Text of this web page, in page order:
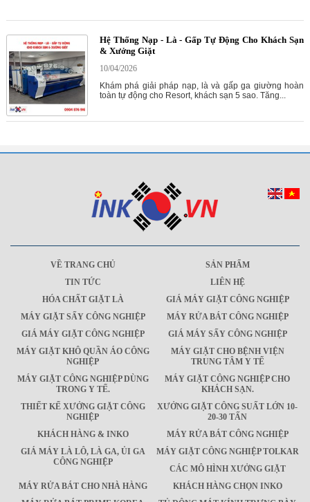
Hệ Thống Nạp - Là - Gấp Tự Động Cho Khách Sạn
& Xưởng Giặt
10/04/2026
Khám phá giải pháp nạp, là và gấp ga giường hoàn
toàn tự động cho Resort, khách sạn 5 sao. Tăng...
VỀ TRANG CHỦ
SẢN PHẨM
TIN TỨC
LIÊN HỆ
HÓA CHẤT GIẶT LÀ
GIÁ MÁY GIẶT CÔNG NGHIỆP
MÁY GIẶT SẤY CÔNG NGHIỆP
MÁY RỬA BÁT CÔNG NGHIỆP
GIÁ MÁY GIẶT CÔNG NGHIỆP
GIÁ MÁY SẤY CÔNG NGHIỆP
MÁY GIẶT KHÔ QUẦN ÁO CÔNG
NGHIỆP
MÁY GIẶT CHO BỆNH VIỆN
TRUNG TÂM Y TẾ
MÁY GIẶT CÔNG NGHIỆP DÙNG
TRONG Y TẾ.
MÁY GIẶT CÔNG NGHIỆP CHO
KHÁCH SẠN.
THIẾT KẾ XƯỞNG GIẶT CÔNG
NGHIỆP
XƯỞNG GIẶT CÔNG SUẤT LỚN 10-
20-30 TẤN
KHÁCH HÀNG & INKO
MÁY RỬA BÁT CÔNG NGHIỆP
GIÁ MÁY LÀ LÔ, LÀ GA, ỦI GA
CÔNG NGHIỆP
MÁY GIẶT CÔNG NGHIỆP TOLKAR
CÁC MÔ HÌNH XƯỞNG GIẶT
MÁY RỬA BÁT CHO NHÀ HÀNG
KHÁCH HÀNG CHỌN INKO